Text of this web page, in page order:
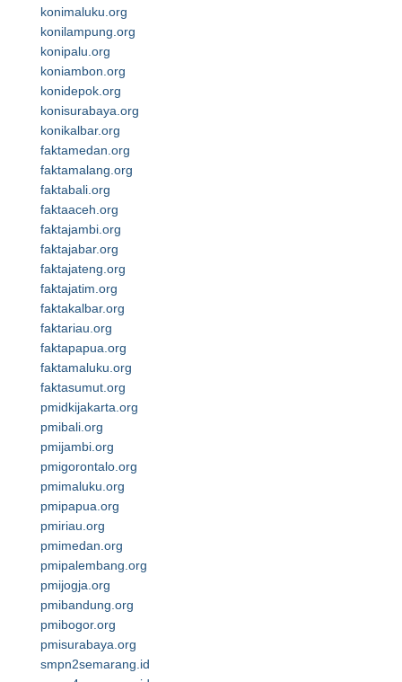
konimaluku.org
konilampung.org
konipalu.org
koniambon.org
konidepok.org
konisurabaya.org
konikalbar.org
faktamedan.org
faktamalang.org
faktabali.org
faktaaceh.org
faktajambi.org
faktajabar.org
faktajateng.org
faktajatim.org
faktakalbar.org
faktariau.org
faktapapua.org
faktamaluku.org
faktasumut.org
pmidkijakarta.org
pmibali.org
pmijambi.org
pmigorontalo.org
pmimaluku.org
pmipapua.org
pmiriau.org
pmimedan.org
pmipalembang.org
pmijogja.org
pmibandung.org
pmibogor.org
pmisurabaya.org
smpn2semarang.id